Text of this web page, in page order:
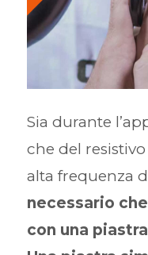
Sia durante
che del
alta frequenza
necessario
con una